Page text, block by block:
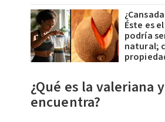
Éste es
podría
natural;
¿Qué es la valeriana
encuentra?